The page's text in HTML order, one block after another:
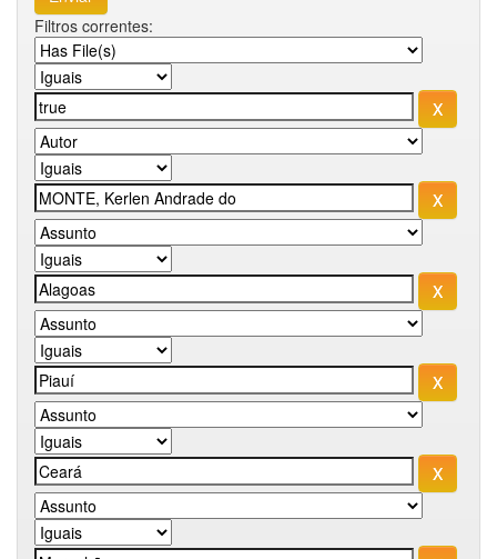
Filtros correntes: